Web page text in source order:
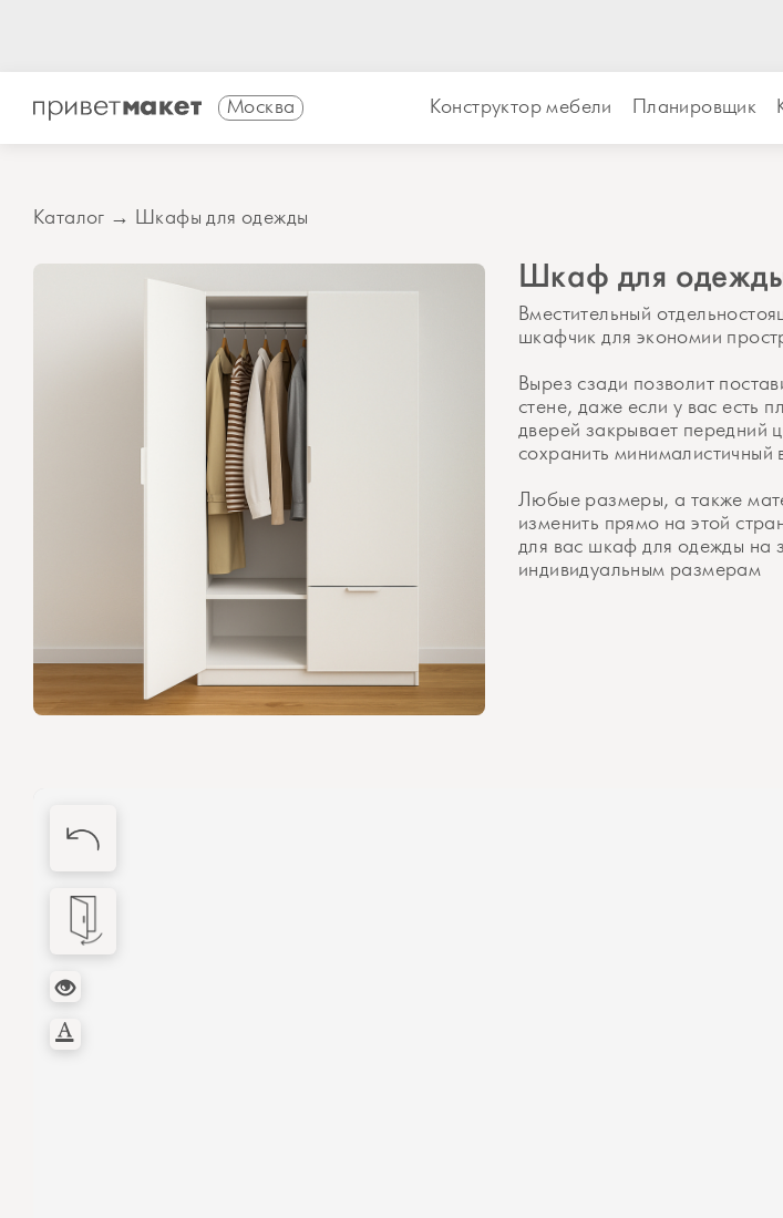
Москва Конструктор мебели Планировщик
Каталог → Шкафы для одежды
Шкаф для
Вместительный
шкафчик для экономии
Вырез сзади позволит
стене, даже если у вас есть
дверей закрывает передний
сохранить
Любые размеры, а также
изменить прямо на этой
для вас шкаф для одежды на
индивидуальным размерам